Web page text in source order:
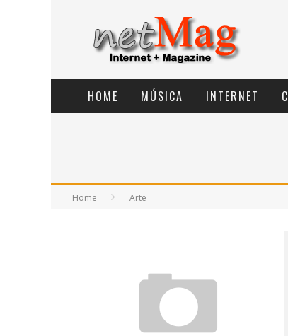
HOME MÚSICA INTERNET
Home Arte